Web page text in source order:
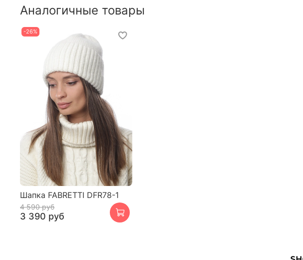
Аналогичные товары
-26%
Шапка FABRETTI DFR78-1
4 590 руб
3 390 руб